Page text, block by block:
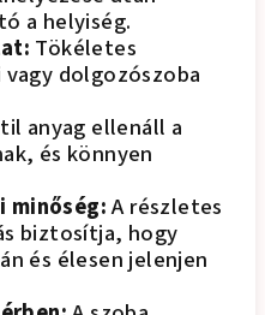
a helyiség.
Tökéletes
dolgozószoba
anyag ellenáll a
és könnyen
minőség:A részletes
biztosítja, hogy
és élesen jelenjen